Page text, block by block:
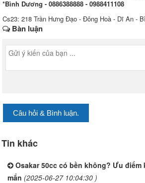
*Bình Dương - 0886388888 - 0988411108
Cs23: 218 Trần Hưng Đạo - Đông Hoà - Dĩ An -
Bàn luận
Câu hỏi & Bình luận.
Tin khác
Osakar 50cc có bền không? Ưu điểm
mẩn (2025-06-27 10:04:30 )